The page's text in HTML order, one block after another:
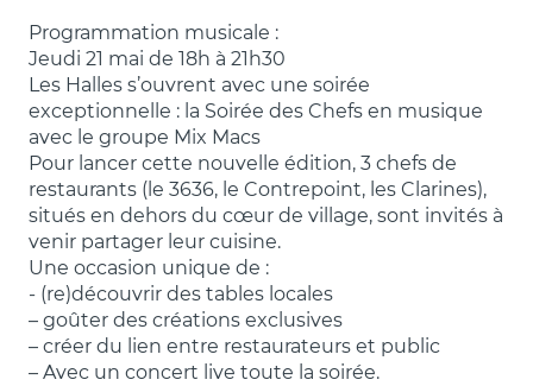
Programmation musicale :
Jeudi 21 mai de 18h à 21h30
Les Halles s’ouvrent avec une soirée
exceptionnelle : la Soirée des Chefs en musique
avec le groupe Mix Macs
Pour lancer cette nouvelle édition, 3 chefs de
restaurants (le 3636, le Contrepoint, les Clarines),
situés en dehors du cœur de village, sont invités à
venir partager leur cuisine.
Une occasion unique de :
-‍ (re)découvrir des tables locales
– goûter des créations exclusives
– créer du lien entre restaurateurs et public
– Avec un concert live toute la soirée.